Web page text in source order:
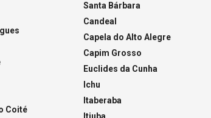
Coité
Santa Bárbara
Candeal
Capela do Alto Alegre
Capim Grosso
Euclides da Cunha
Ichu
Itaberaba